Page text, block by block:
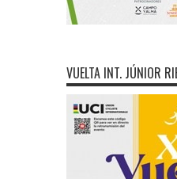
VUELTA INT. JÚNIOR